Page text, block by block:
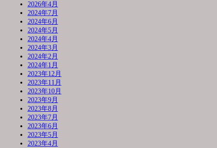
2026年4月
2024年7月
2024年6月
2024年5月
2024年4月
2024年3月
2024年2月
2024年1月
2023年12月
2023年11月
2023年10月
2023年9月
2023年8月
2023年7月
2023年6月
2023年5月
2023年4月